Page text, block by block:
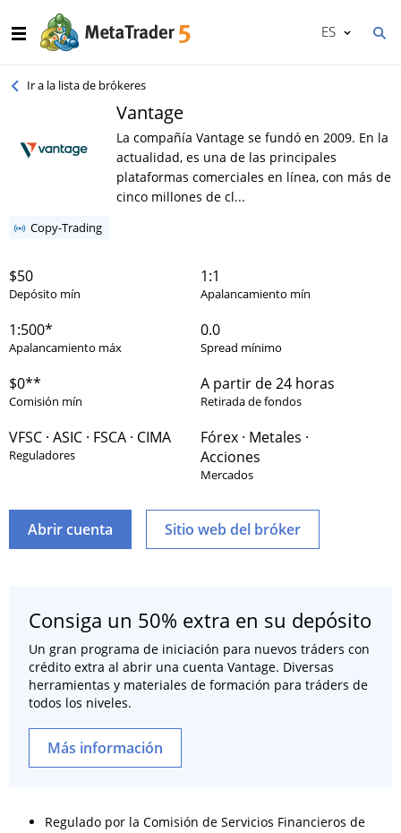
ES
Ir a la lista de brókeres
Vantage
La compañía Vantage se fundó en 2009. En la
actualidad, es una de las principales
plataformas comerciales en línea, con más de
cinco millones de cl...
Copy-Trading
$50
Depósito mín
1:1
Apalancamiento mín
1:500*
Apalancamiento máx
0.0
Spread mínimo
$0**
Comisión mín
A partir de 24 horas
Retirada de fondos
VFSC · ASIC · FSCA · CIMA
Reguladores
Fórex · Metales ·
Acciones
Mercados
Abrir cuenta Sitio web del bróker
Consiga un 50% extra en su depósito
Un gran programa de iniciación para nuevos tráders con
crédito extra al abrir una cuenta Vantage. Diversas
herramientas y materiales de formación para tráders de
todos los niveles.
Más información
Regulado por la Comisión de Servicios Financieros de